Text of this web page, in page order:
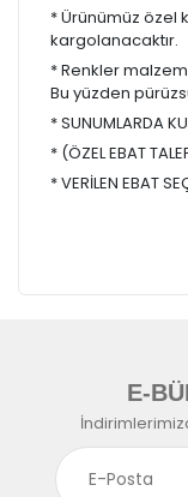
* Ürünümüz özel
kargolanacaktır.
* Renkler
Bu yüzden
* SUNUMLARDA
* (ÖZEL EBAT
* VERİLEN EBAT
E-